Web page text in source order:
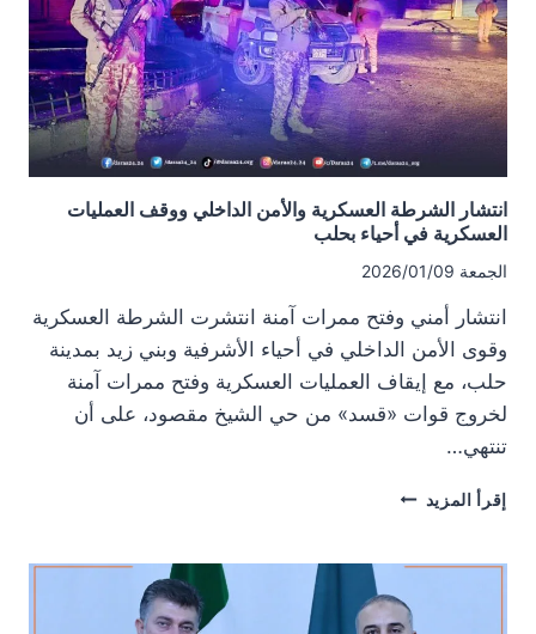
كامل
انتشار الشرطة العسكرية والأمن الداخلي ووقف العمليات
العسكرية في أحياء بحلب
الجمعة 2026/01/09
انتشار أمني وفتح ممرات آمنة انتشرت الشرطة العسكرية
وقوى الأمن الداخلي في أحياء الأشرفية وبني زيد بمدينة
حلب، مع إيقاف العمليات العسكرية وفتح ممرات آمنة
لخروج قوات «قسد» من حي الشيخ مقصود، على أن
تنتهي…
إقرأ المزيد انتشار
والأمن
الداخلي
ووقف